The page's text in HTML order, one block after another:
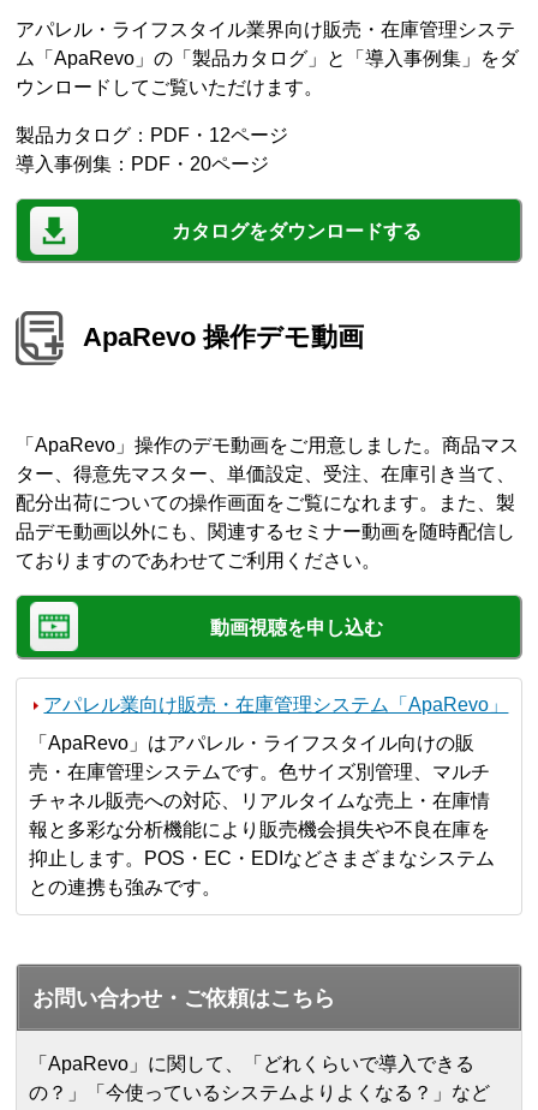
アパレル・ライフスタイル業界向け販売・在庫管理システ
ム「ApaRevo」の「製品カタログ」と「導入事例集」をダ
ウンロードしてご覧いただけます。
製品カタログ：PDF・12ページ
導入事例集：PDF・20ページ
カタログをダウンロードする
ApaRevo 操作デモ動画
「ApaRevo」操作のデモ動画をご用意しました。商品マス
ター、得意先マスター、単価設定、受注、在庫引き当て、
配分出荷についての操作画面をご覧になれます。また、製
品デモ動画以外にも、関連するセミナー動画を随時配信し
ておりますのであわせてご利用ください。
動画視聴を申し込む
アパレル業向け販売・在庫管理システム「ApaRevo」
「ApaRevo」はアパレル・ライフスタイル向けの販
売・在庫管理システムです。色サイズ別管理、マルチ
チャネル販売への対応、リアルタイムな売上・在庫情
報と多彩な分析機能により販売機会損失や不良在庫を
抑止します。POS・EC・EDIなどさまざまなシステム
との連携も強みです。
お問い合わせ・ご依頼はこちら
「ApaRevo」に関して、「どれくらいで導入できる
の？」「今使っているシステムよりよくなる？」など